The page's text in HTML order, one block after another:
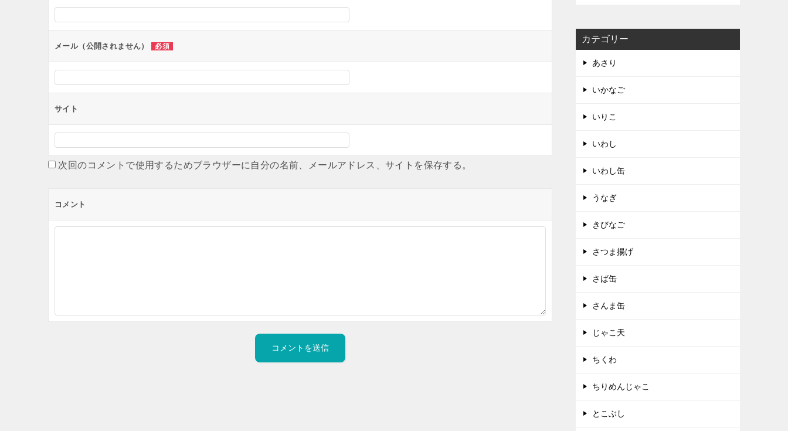
ョ
ンメール（公開されません） 必須
サイト
次回のコメントで使用するためブラウザーに自分の名前、メールアドレス、サイトを保存する。
コメント
カテゴリー
あさり
いかなご
いりこ
いわし
いわし缶
うなぎ
きびなご
さつま揚げ
さば缶
さんま缶
じゃこ天
ちくわ
ちりめんじゃこ
とこぶし